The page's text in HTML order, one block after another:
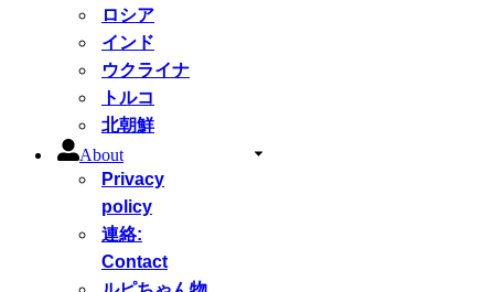
ロシア
インド
ウクライナ
トルコ
北朝鮮
About
Privacy
policy
連絡:
Contact